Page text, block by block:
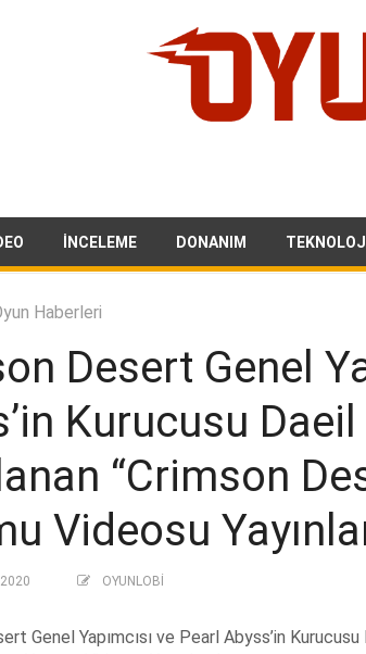
İNCELEME DONANIM TEKNOLOJI
Haberleri
Desert Genel
Kurucusu Daeil
“Crimson
Videosu
OYUNLOBI